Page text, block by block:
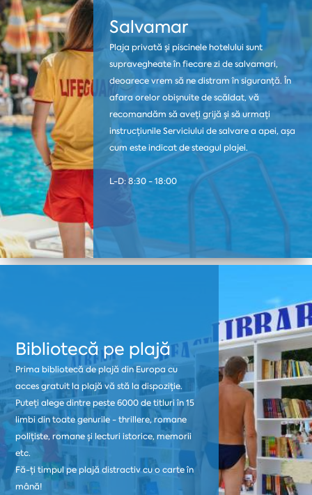
Salvamar
Plaja privată și piscinele hotelului sunt
supravegheate în fiecare zi de salvamari,
deoarece vrem să ne distram în siguranță. În
afara orelor obișnuite de scăldat, vă
recomandăm să aveți grijă și să urmați
instrucțiunile Serviciului de salvare a apei, așa
cum este indicat de steagul plajei.
L-D: 8:30 - 18:00
Bibliotecă pe plajă
Prima bibliotecă de plajă din Europa cu
acces gratuit la plajă vă stă la dispoziție.
Puteți alege dintre peste 6000 de titluri în 15
limbi din toate genurile - thrillere, romane
polițiste, romane și lecturi istorice, memorii
etc.
Fă-ți timpul pe plajă distractiv cu o carte în
mână!